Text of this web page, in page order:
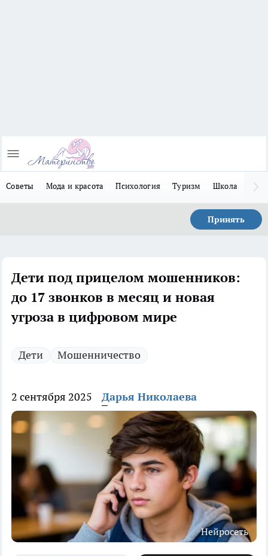
Советы Мода и красота Психология Туризм Школа
Принять
Дети под прицелом мошенников:
до 17 звонков в месяц и новая
угроза в цифровом мире
Дети Мошенничество
2 сентября 2025 Дарья Николаева
Нейросеть